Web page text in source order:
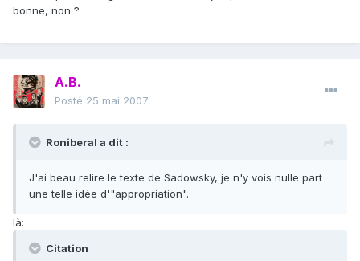
bonne, non ?
A.B.
Posté 25 mai 2007
Roniberal a dit :
J'ai beau relire le texte de Sadowsky, je n'y vois nulle part
une telle idée d'"appropriation".
là:
Citation